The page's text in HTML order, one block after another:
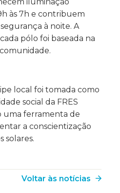
às 7h e contribuem
à noite. A
pólo foi baseada na
local foi tomada como
social da FRES
uma ferramenta de
a conscientização
solares.
Voltar às notícias